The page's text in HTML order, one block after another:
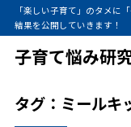
「楽しい子育て」のタメに
結果を公開していきます！
子育て悩み研
タグ：ミール